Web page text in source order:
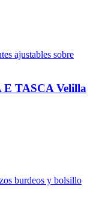
TASCA Velilla